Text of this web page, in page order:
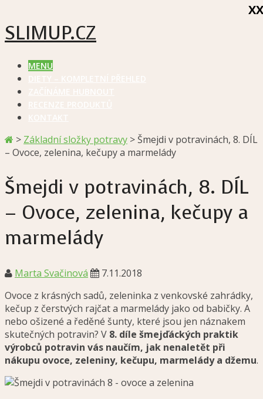
SLIMUP.CZ
MENU
> Základní složky potravy > Šmejdi v potravinách, 8. DÍL
– Ovoce, zelenina, kečupy a marmelády
Šmejdi v potravinách, 8. DÍL
– Ovoce, zelenina, kečupy a
marmelády
Marta Svačinová
7.11.2018
Ovoce z krásných sadů, zeleninka z venkovské zahrádky,
kečup z čerstvých rajčat a marmelády jako od babičky. A
nebo ošizené a ředěné šunty, které jsou jen náznakem
skutečných potravin? V 8. díle šmejďáckých praktik
výrobců potravin vás naučím, jak nenaletět při
nákupu ovoce, zeleniny, kečupu, marmelády a džemu.
XX